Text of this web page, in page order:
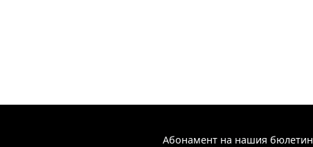
Абонамент на нашия бюлетин